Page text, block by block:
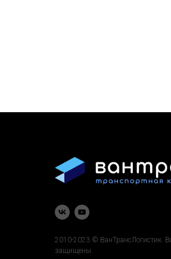
2010-2023 © ВанТрансЛогистик.
защищены.